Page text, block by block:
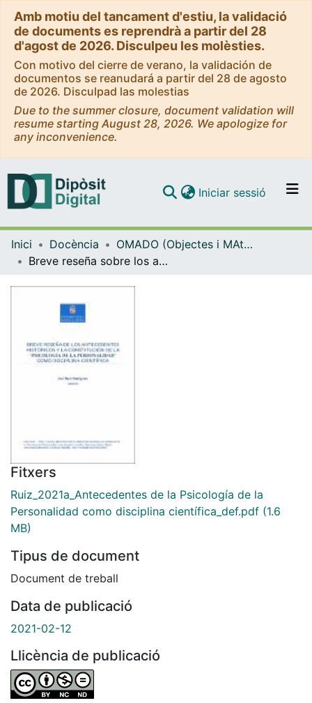
Amb motiu del tancament d'estiu, la validació
de documents es reprendrà a partir del 28
d'agost de 2026. Disculpeu les molèsties.
Con motivo del cierre de verano, la validación de
documentos se reanudará a partir del 28 de agosto
de 2026. Disculpad las molestias
Due to the summer closure, document validation will
resume starting August 28, 2026. We apologize for
any inconvenience.
Navega per tot el DD
Iniciar sessió (current)
Inici Docència
OMADO (Objectes i MAterials DOcents)
Breve reseña sobre los antecedentes históricos y la constitución de la 'Psicología de la Personalidad' como disciplina cientíca
Fitxers
Ruiz_2021a_Antecedentes de la Psicología de la
Personalidad como disciplina científica_def.pdf (1.6
MB)
Tipus de document
Document de treball
Data de publicació
2021-02-12
Llicència de publicació